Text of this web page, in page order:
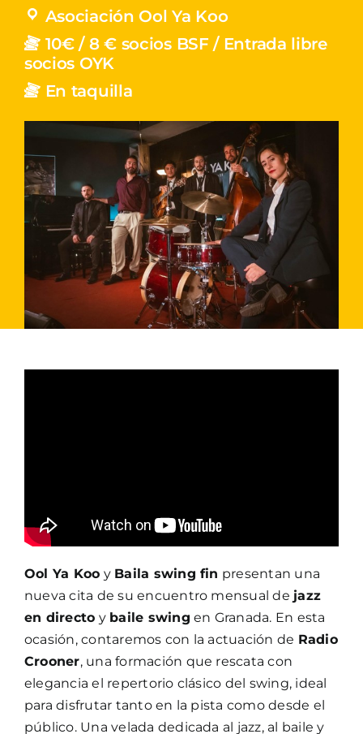
Asociación Ool Ya Koo
10€ / 8 € socios BSF / Entrada libre
socios OYK
En taquilla
Ool Ya Koo y Baila swing fin presentan una
nueva cita de su encuentro mensual de jazz
en directo y baile swing en Granada. En esta
ocasión, contaremos con la actuación de Radio
Crooner, una formación que rescata con
elegancia el repertorio clásico del swing, ideal
para disfrutar tanto en la pista como desde el
público. Una velada dedicada al jazz, al baile y